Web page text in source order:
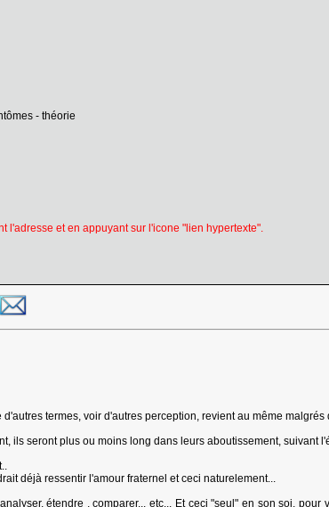
- théorie
l'adresse et en appuyant sur l'icone "lien hypertexte".
termes, voir d'autres perception, revient au même
ils seront plus ou moins long dans leurs aboutissement, suivant
déjà ressentir l'amour fraternel et ceci naturelement...
étendre , comparer... etc... Et ceci "seul" en son soi,